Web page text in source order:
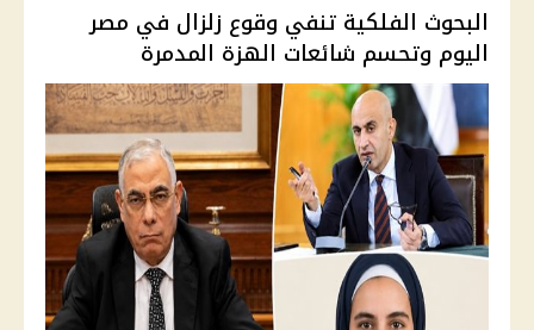
البحوث الفلكية تنفي وقوع زلزال في مصر
اليوم وتحسم شائعات الهزة المدمرة